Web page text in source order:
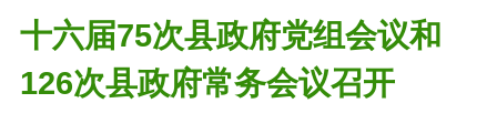
十六届75次县政府党组会议和
126次县政府常务会议召开